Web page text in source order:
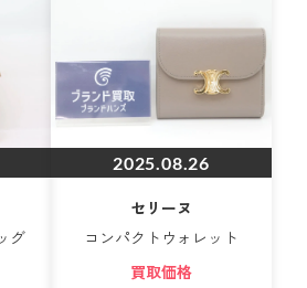
グ
2025.08.26
セリーヌ
コンパクトウォレット
買取価格